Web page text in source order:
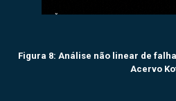
Figura 8: Análise não linear de
Acervo